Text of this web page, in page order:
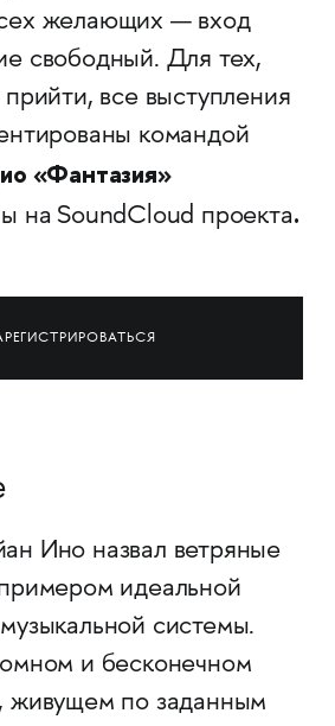
желающих — вход
свободный. Для тех,
все выступления
командой
«Фантазия»
на SoundCloud проекта.
Ино назвал ветряные
идеальной
системы.
и бесконечном
живущем по заданным